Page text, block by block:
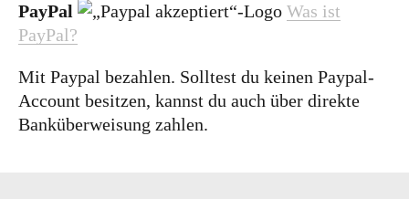
Instag
YouTu
PayPal
Was ist
PayPal?
Mit Paypal bezahlen. Solltest du keinen Paypal-
Account besitzen, kannst du auch über direkte
Banküberweisung zahlen.